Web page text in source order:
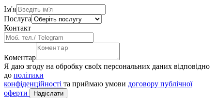
Ім'я
Послуга
Контакт
Коментар
Я даю згоду на обробку своїх персональних даних відповідно
до політики
конфіденційності та приймаю умови договору публічної
оферти
Надіслати